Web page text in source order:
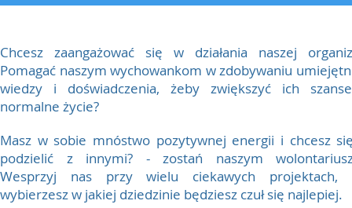
Chcesz zaangażować się w działania naszej
Pomagać naszym wychowankom w zdobywaniu
wiedzy i doświadczenia, żeby zwiększyć ich
normalne życie?
Masz w sobie mnóstwo pozytywnej energii i chcesz
podzielić z innymi? - zostań naszym
Wesprzyj nas przy wielu ciekawych projektach,
wybierzesz w jakiej dziedzinie będziesz czuł się najlepiej.